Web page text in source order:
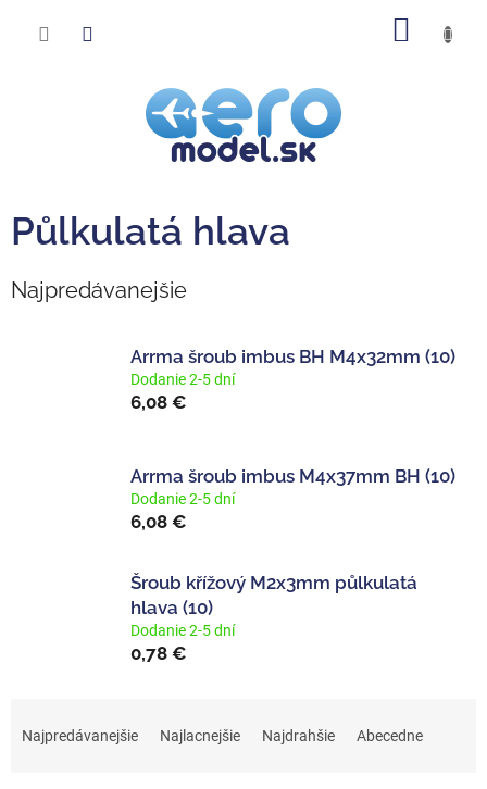
Půlkulatá hlava
Najpredávanejšie
Arrma šroub imbus BH M4x32mm (10)
Dodanie 2-5 dní
6,08 €
Arrma šroub imbus M4x37mm BH (10)
Dodanie 2-5 dní
6,08 €
Šroub křížový M2x3mm půlkulatá
hlava (10)
Dodanie 2-5 dní
0,78 €
Najpredávanejšie Najlacnejšie Najdrahšie Abecedne